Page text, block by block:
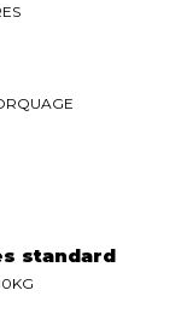
standard